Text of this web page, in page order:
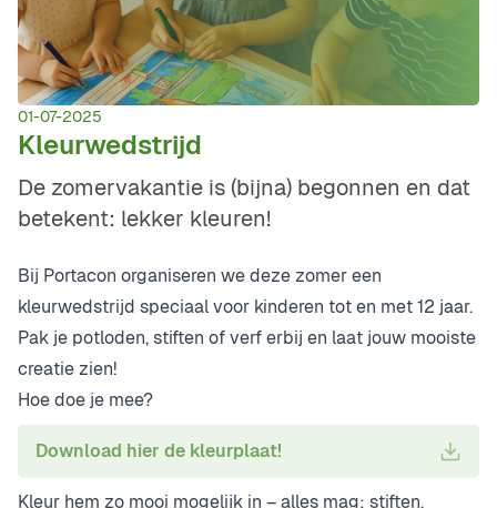
01-07-2025
Kleurwedstrijd
De zomervakantie is (bijna) begonnen en dat
betekent: lekker kleuren!
Bij Portacon organiseren we deze zomer een
kleurwedstrijd speciaal voor kinderen tot en met 12 jaar.
Pak je potloden, stiften of verf erbij en laat jouw mooiste
creatie zien!
Hoe doe je mee?
Download hier de kleurplaat!
Kleur hem zo mooi mogelijk in – alles mag: stiften,